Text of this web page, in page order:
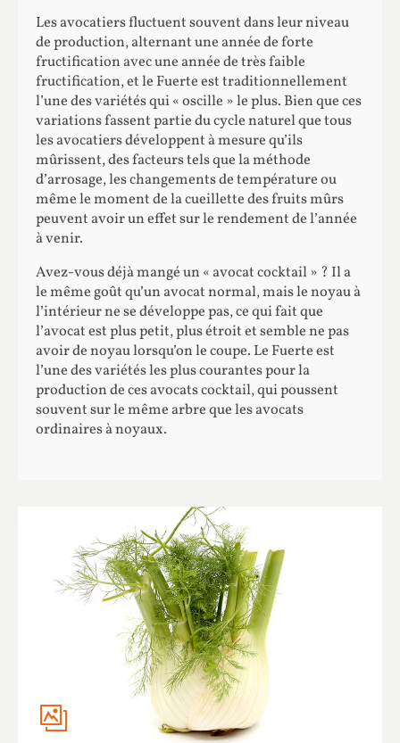
Les avocatiers fluctuent souvent dans leur niveau
de production, alternant une année de forte
fructification avec une année de très faible
fructification, et le Fuerte est traditionnellement
l’une des variétés qui « oscille » le plus. Bien que ces
variations fassent partie du cycle naturel que tous
les avocatiers développent à mesure qu’ils
mûrissent, des facteurs tels que la méthode
d’arrosage, les changements de température ou
même le moment de la cueillette des fruits mûrs
peuvent avoir un effet sur le rendement de l’année
à venir.
Avez-vous déjà mangé un « avocat cocktail » ? Il a
le même goût qu’un avocat normal, mais le noyau à
l’intérieur ne se développe pas, ce qui fait que
l’avocat est plus petit, plus étroit et semble ne pas
avoir de noyau lorsqu’on le coupe. Le Fuerte est
l’une des variétés les plus courantes pour la
production de ces avocats cocktail, qui poussent
souvent sur le même arbre que les avocats
ordinaires à noyaux.